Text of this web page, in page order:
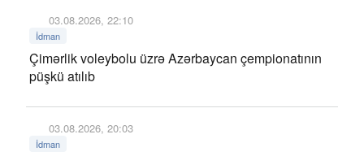
03.08.2026, 22:10
İdman
Çimərlik voleybolu üzrə Azərbaycan çempionatının
püşkü atılıb
03.08.2026, 20:03
İdman